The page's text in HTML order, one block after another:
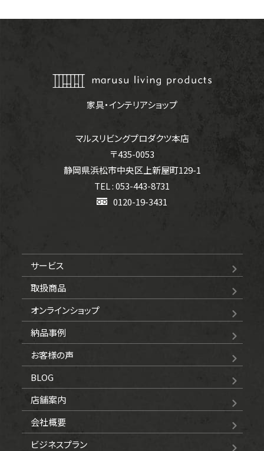
家具・インテリアショップ
マルスリビングプロダクツ本店
〒435-0053
静岡県浜松市中央区上新屋町129-1
TEL : 053-443-8731
0120-19-3431
サービス
取扱商品
オンラインショップ
納品事例
お客様の声
BLOG
店舗案内
会社概要
ビジネスプラン